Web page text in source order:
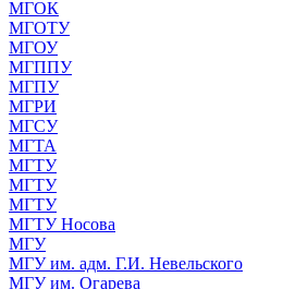
МГОК
МГОТУ
МГОУ
МГППУ
МГПУ
МГРИ
МГСУ
МГТА
МГТУ
МГТУ
МГТУ
МГТУ Носова
МГУ
МГУ им. адм. Г.И. Невельского
МГУ им. Огарева